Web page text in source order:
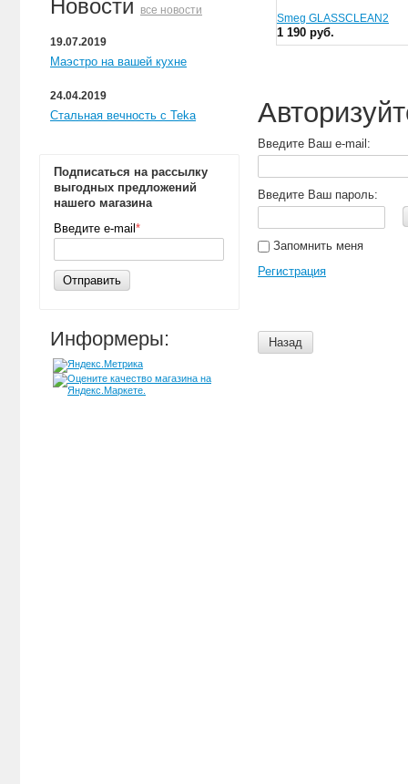
Новости все новости
19.07.2019
Маэстро на вашей кухне
24.04.2019
Стальная вечность с Teka
Подписаться на рассылку
выгодных предложений
нашего магазина
Введите e-mail *
Отправить
Информеры:
Smeg GLASSCLEAN2
1 190 руб.
Введите Ваш e-mail:
Введите Ваш пароль:
Запомнить меня
Регистрация
Назад